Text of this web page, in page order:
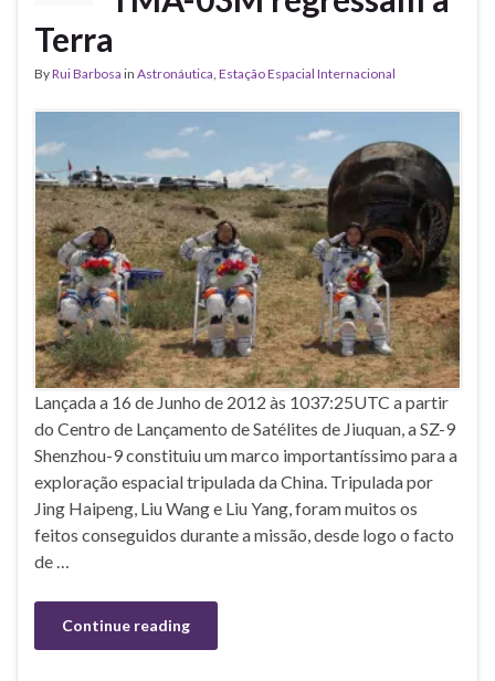
Terra
ByRui Barbosa in Astronáutica, Estação Espacial Internacional
Lançada a 16 de Junho de 2012 às 1037:25UTC a partir
do Centro de Lançamento de Satélites de Jiuquan, a SZ-9
Shenzhou-9 constituiu um marco importantíssimo para a
exploração espacial tripulada da China. Tripulada por
Jing Haipeng, Liu Wang e Liu Yang, foram muitos os
feitos conseguidos durante a missão, desde logo o facto
de …
Continue reading